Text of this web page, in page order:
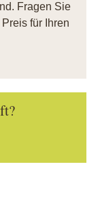
Fragen Sie
für Ihren